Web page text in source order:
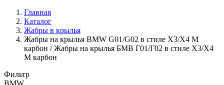
Главная
Каталог
Жабры в крылья
Жабры на крылья BMW G01/G02 в стиле X3/Х4 M
карбон / Жабры на крылья БМВ Г01/Г02 в стиле Х3/Х4
М карбон
Фильтр
BMW